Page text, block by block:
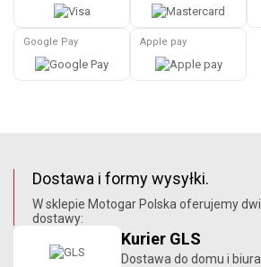
Google Pay Apple pay
Dostawa i formy wysyłki.
W sklepie Motogar Polska oferujemy
dostawy:
Kurier GLS
Dostawa do domu i biura.